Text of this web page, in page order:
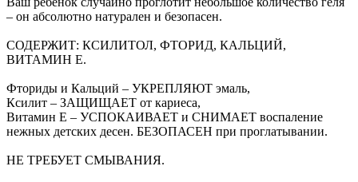
– он абсолютно натурален и безопасен.
СОДЕРЖИТ: КСИЛИТОЛ, ФТОРИД, КАЛЬЦИЙ,
ВИТАМИН Е.
Фториды и Кальций – УКРЕПЛЯЮТ эмаль,
Ксилит – ЗАЩИЩАЕТ от кариеса,
Витамин Е – УСПОКАИВАЕТ и СНИМАЕТ воспаление
нежных детских десен. БЕЗОПАСЕН при проглатывании.
НЕ ТРЕБУЕТ СМЫВАНИЯ.